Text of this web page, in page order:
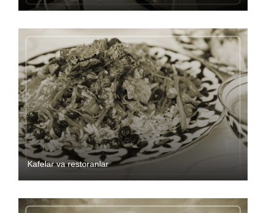
Kafelar va restoranlar